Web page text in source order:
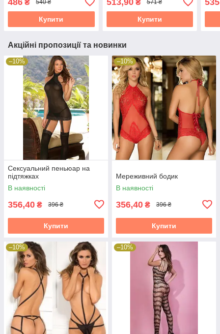
₴ 540 ₴
Купити
₴ 571 ₴
Купити
Акційні пропозиції та новинки
–10%
Сексуальний пеньюар на
підтяжках
В наявності
356,40 ₴ 396 ₴
Купити
–10%
Мереживний бодик
В наявності
356,40 ₴ 396 ₴
Купити
–10% –10%